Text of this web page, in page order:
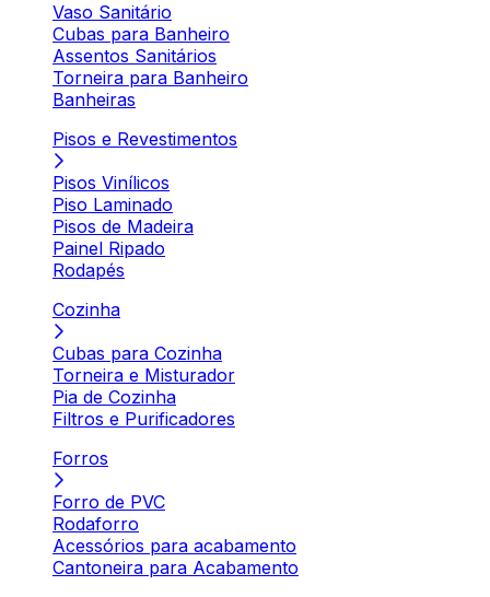
Vaso Sanitário
Cubas para Banheiro
Assentos Sanitários
Torneira para Banheiro
Banheiras
Pisos e Revestimentos
Pisos Vinílicos
Piso Laminado
Pisos de Madeira
Painel Ripado
Rodapés
Cozinha
Cubas para Cozinha
Torneira e Misturador
Pia de Cozinha
Filtros e Purificadores
Forros
Forro de PVC
Rodaforro
Acessórios para acabamento
Cantoneira para Acabamento